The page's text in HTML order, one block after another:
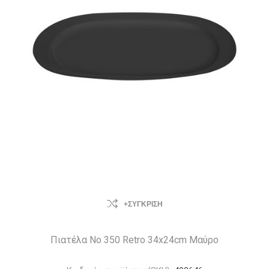
+ΣΎΓΚΡΙΣΗ
Πιατέλα Νο 350 Retro 34x24cm Μαύρο